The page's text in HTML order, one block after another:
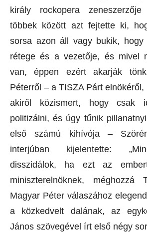
király rockopera
többek között azt fejtette ki,
sorsa azon áll vagy bukik, hogy
rétege és a vezetője, és mivel
van, éppen ezért akarják
Péterről – a TISZA Párt
akiről közismert, hogy csak
politizálni, és úgy tűnik
első számú kihívója –
interjúban kijelentette:
disszidálok, ha ezt az
miniszterelnöknek, méghozzá
Magyar Péter válaszához
a közkedvelt dalának, az
János szövegével írt első négy